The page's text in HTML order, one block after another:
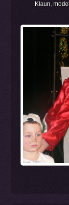
Klaun,